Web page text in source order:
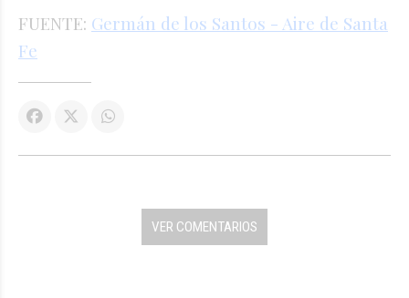
FUENTE: Germán de los Santos - Aire de Santa
Fe
VER COMENTARIOS